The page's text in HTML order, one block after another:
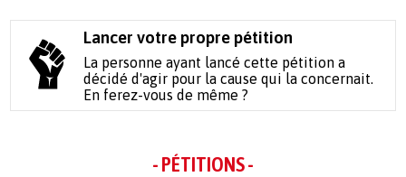
Lancer votre propre pétition
La personne ayant lancé cette pétition a
décidé d'agir pour la cause qui la concernait.
En ferez-vous de même ?
- PÉTITIONS -